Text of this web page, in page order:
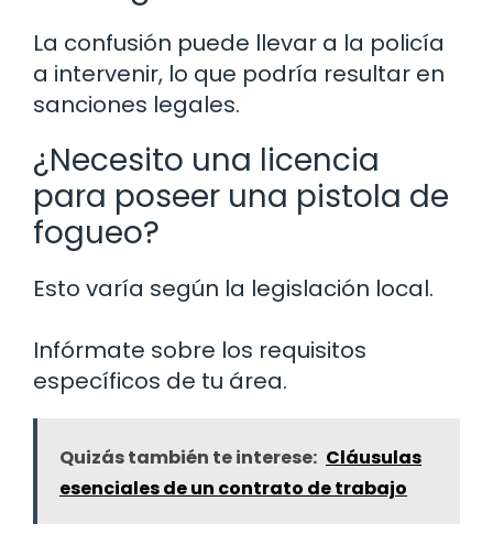
La confusión puede llevar a la policía
a intervenir, lo que podría resultar en
sanciones legales.
¿Necesito una licencia
para poseer una pistola de
fogueo?
Esto varía según la legislación local.
Infórmate sobre los requisitos
específicos de tu área.
Quizás también te interese: Cláusulas
esenciales de un contrato de trabajo